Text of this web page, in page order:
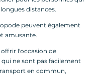
distances.
peuvent également
amusante.
l'occasion de
ne sont pas facilement
en commun,